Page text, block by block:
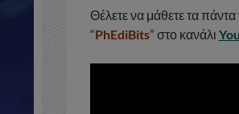
Θέλετε να μάθετε τα
“PhEdiBits” στο κανάλι